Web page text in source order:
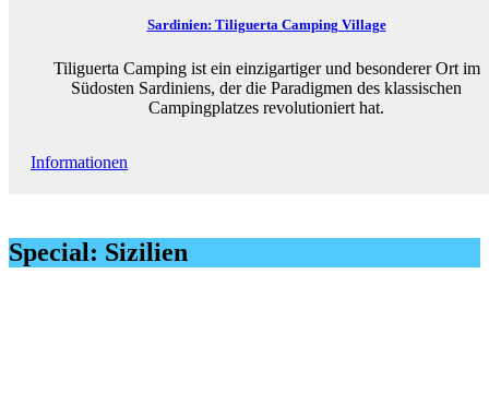
Sardinien: Tiliguerta Camping Village
Tiliguerta Camping ist ein einzigartiger und besonderer Ort im
Südosten Sardiniens, der die Paradigmen des klassischen
Campingplatzes revolutioniert hat.
Informationen
Special: Sizilien